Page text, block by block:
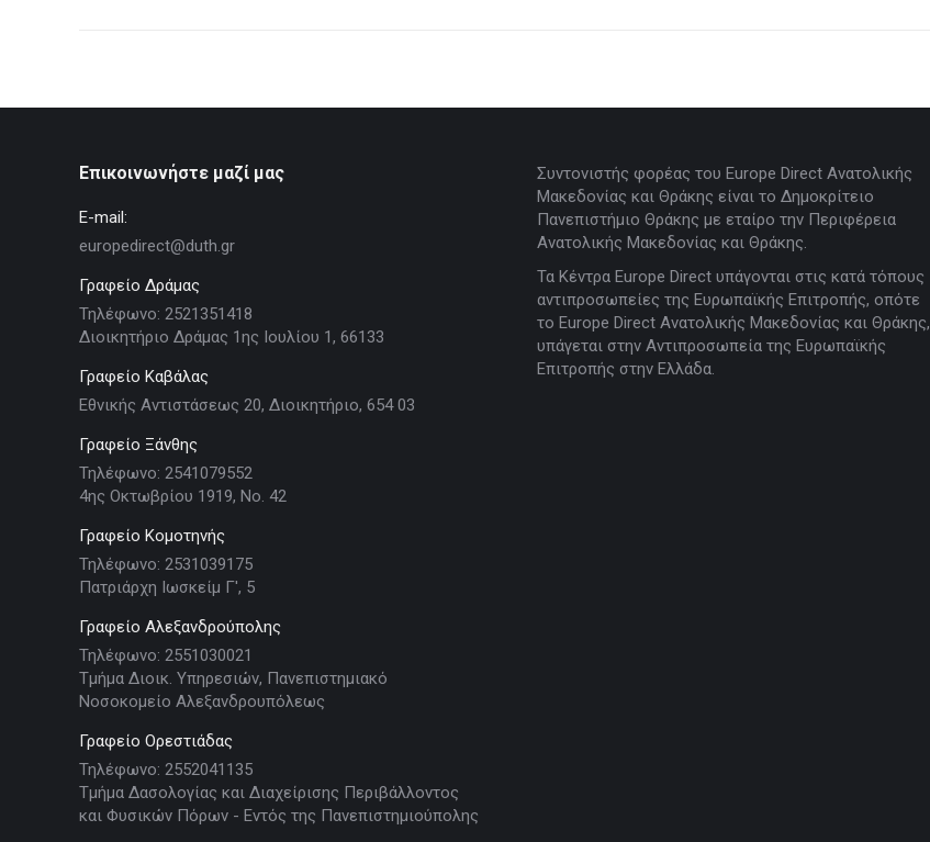
Επικοινωνήστε μαζί μας
E-mail:
europedirect@duth.gr
Γραφείο Δράμας
Τηλέφωνο: 2521351418
Διοικητήριο Δράμας 1ης Ιουλίου 1, 66133
Γραφείο Καβάλας
Εθνικής Αντιστάσεως 20, Διοικητήριο, 654 03
Γραφείο Ξάνθης
Τηλέφωνο: 2541079552
4ης Οκτωβρίου 1919, Νο. 42
Γραφείο Κομοτηνής
Τηλέφωνο: 2531039175
Πατριάρχη Ιωσκείμ Γ', 5
Γραφείο Αλεξανδρούπολης
Τηλέφωνο: 2551030021
Τμήμα Διοικ. Υπηρεσιών, Πανεπιστημιακό
Νοσοκομείο Αλεξανδρουπόλεως
Γραφείο Ορεστιάδας
Τηλέφωνο: 2552041135
Τμήμα Δασολογίας και Διαχείρισης Περιβάλλοντος
και Φυσικών Πόρων - Εντός της Πανεπιστημιούπολης
Συντονιστής φορέας του Europe Direct Ανατολικής
Μακεδονίας και Θράκης είναι το Δημοκρίτειο
Πανεπιστήμιο Θράκης με εταίρο την Περιφέρεια
Ανατολικής Μακεδονίας και Θράκης.
Τα Κέντρα Europe Direct υπάγονται στις κατά τόπους
αντιπροσωπείες της Ευρωπαϊκής Επιτροπής, οπότε
το Europe Direct Ανατολικής Μακεδονίας και Θράκης,
υπάγεται στην Αντιπροσωπεία της Ευρωπαϊκής
Επιτροπής στην Ελλάδα.